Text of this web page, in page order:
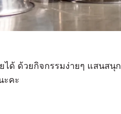
ได้ ด้วยกิจกรรมง่ายๆ แสนสนุก
ะคะ